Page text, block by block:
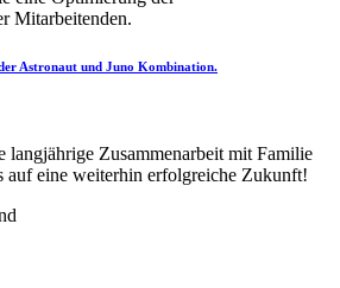
Mitarbeitenden.
Astronaut und Juno Kombination.
langjährige Zusammenarbeit mit Familie
auf eine weiterhin erfolgreiche Zukunft!